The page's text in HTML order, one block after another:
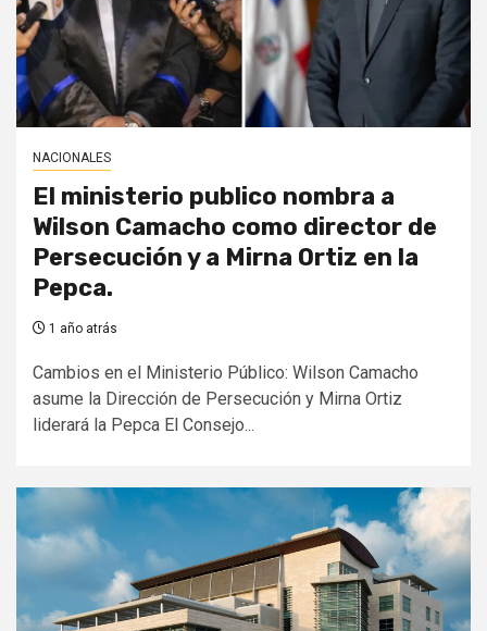
NACIONALES
El ministerio publico nombra a
Wilson Camacho como director de
Persecución y a Mirna Ortiz en la
Pepca.
1 año atrás
Cambios en el Ministerio Público: Wilson Camacho
asume la Dirección de Persecución y Mirna Ortiz
liderará la Pepca El Consejo...